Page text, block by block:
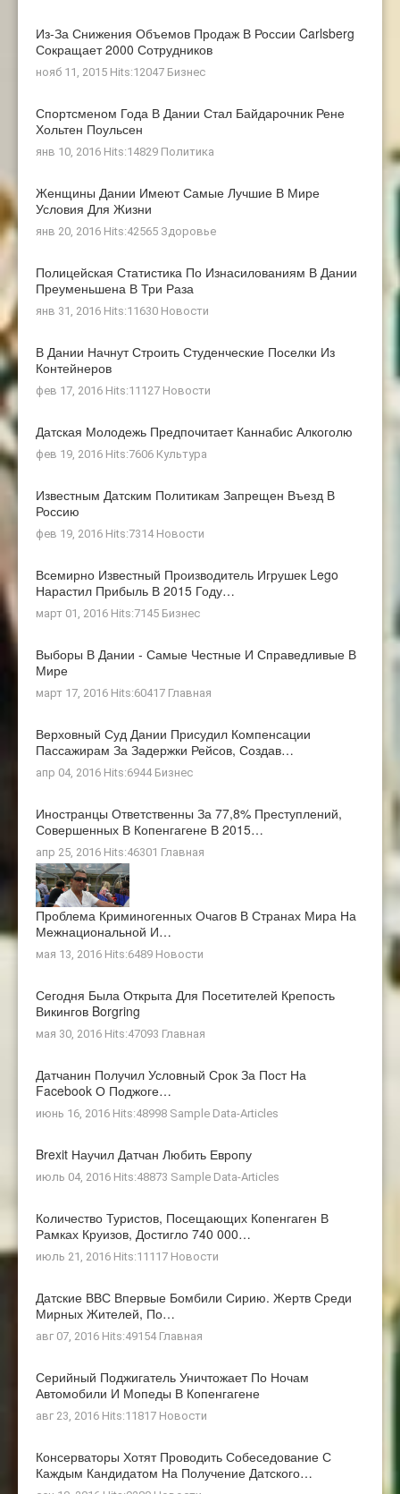
Из-За Снижения Объемов Продаж В России Carlsberg
Сокращает 2000 Сотрудников
нояб 11, 2015 Hits:12047 Бизнес
Спортсменом Года В Дании Стал Байдарочник Рене
Хольтен Поульсен
янв 10, 2016 Hits:14829 Политика
Женщины Дании Имеют Самые Лучшие В Мире
Условия Для Жизни
янв 20, 2016 Hits:42565 Здоровье
Полицейская Статистика По Изнасилованиям В Дании
Преуменьшена В Три Раза
янв 31, 2016 Hits:11630 Новости
В Дании Начнут Строить Студенческие Поселки Из
Контейнеров
фев 17, 2016 Hits:11127 Новости
Датская Молодежь Предпочитает Каннабис Алкоголю
фев 19, 2016 Hits:7606 Культура
Известным Датским Политикам Запрещен Въезд В
Россию
фев 19, 2016 Hits:7314 Новости
Всемирно Известный Производитель Игрушек Lego
Нарастил Прибыль В 2015 Году…
март 01, 2016 Hits:7145 Бизнес
Выборы В Дании - Самые Честные И Справедливые В
Мире
март 17, 2016 Hits:60417 Главная
Верховный Суд Дании Присудил Компенсации
Пассажирам За Задержки Рейсов, Создав…
апр 04, 2016 Hits:6944 Бизнес
Иностранцы Ответственны За 77,8% Преступлений,
Совершенных В Копенгагене В 2015…
апр 25, 2016 Hits:46301 Главная
Проблема Криминогенных Очагов В Странах Мира На
Межнациональной И…
мая 13, 2016 Hits:6489 Новости
Сегодня Была Открыта Для Посетителей Крепость
Викингов Borgring
мая 30, 2016 Hits:47093 Главная
Датчанин Получил Условный Срок За Пост На
Facebook О Поджоге…
июнь 16, 2016 Hits:48998 Sample Data-Articles
Brexit Научил Датчан Любить Европу
июль 04, 2016 Hits:48873 Sample Data-Articles
Количество Туристов, Посещающих Копенгаген В
Рамках Круизов, Достигло 740 000…
июль 21, 2016 Hits:11117 Новости
Датские ВВС Впервые Бомбили Сирию. Жертв Среди
Мирных Жителей, По…
авг 07, 2016 Hits:49154 Главная
Серийный Поджигатель Уничтожает По Ночам
Автомобили И Мопеды В Копенгагене
авг 23, 2016 Hits:11817 Новости
Консерваторы Хотят Проводить Собеседование С
Каждым Кандидатом На Получение Датского…